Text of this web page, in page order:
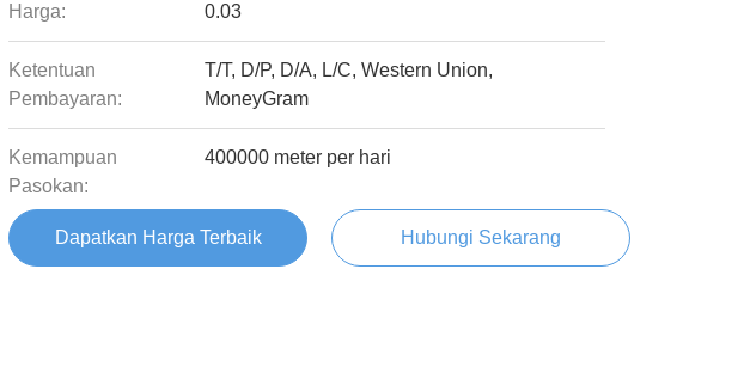
Harga: 0.03
Ketentuan
Pembayaran:
T/T, D/P, D/A, L/C, Western Union,
MoneyGram
Kemampuan
Pasokan:
400000 meter per hari
Dapatkan Harga Terbaik Hubungi Sekarang